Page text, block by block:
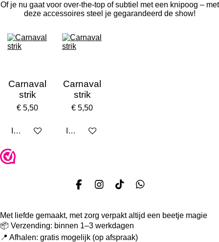
Of je nu gaat voor over-the-top of subtiel met een knipoog – met
deze accessoires steel je gegarandeerd de show!
Carnaval
strik
€ 5,50
In winkelwagen
Carnaval
strik
€ 5,50
In winkelwagen
F
e
b
o
I
t
a
g
T
T
o
k
W
t
Met liefde gemaakt, met zorg verpakt altijd een beetje magie
📦 Verzending: binnen 1–3 werkdagen
📍 Afhalen: gratis mogelijk (op afspraak)